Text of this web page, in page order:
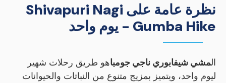
نظرة عامة على Shivapuri Nagi
Gumba Hike - يوم واحد
المشي شيفابوري ناجي جومباهو طريق رحلات شهير
ليوم واحد، ويتميز بمزيج متنوع من النباتات والحيوانات